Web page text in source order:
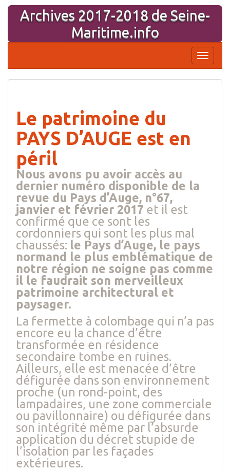
Aller
contenu
Archives 2017-2018 de Seine-
Maritime.info
la
Le patrimoine du
PAYS D’AUGE est en
péril
Nous avons pu avoir accès au
dernier numéro disponible de la
revue du Pays d’Auge, n°67,
janvier et février 2017 et il est
confirmé que ce sont les
cordonniers qui sont les plus mal
chaussés: le Pays d’Auge, le pays
normand le plus emblématique de
notre région ne soigne pas comme
il le faudrait son merveilleux
patrimoine architectural et
paysager.
La fermette à colombage qui n’a pas
encore eu la chance d’être
transformée en résidence
secondaire tombe en ruines.
Ailleurs, elle est menacée d’être
défigurée dans son environnement
proche (un rond-point, des
lampadaires, une zone commerciale
ou pavillonnaire) ou défigurée dans
son intégrité même par l’absurde
application du décret stupide de
l’isolation par les façades
extérieures.